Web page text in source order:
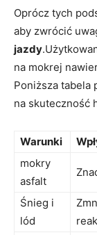
Oprócz tych
aby zwrócić
jazdy
na mokrej
Poniższa ⁤tabela
na skuteczność
Warunki
mokry
asfalt
Śnieg i
lód